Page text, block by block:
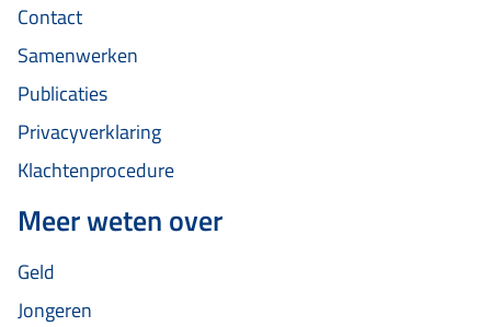
Contact
Samenwerken
Publicaties
Privacyverklaring
Klachtenprocedure
Meer weten over
Geld
Jongeren